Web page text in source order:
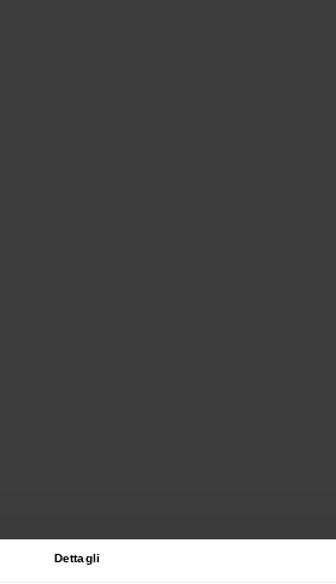
Dettagli